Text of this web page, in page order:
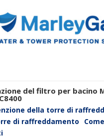
del filtro per bacino
della torre di
di raffreddamento
Come